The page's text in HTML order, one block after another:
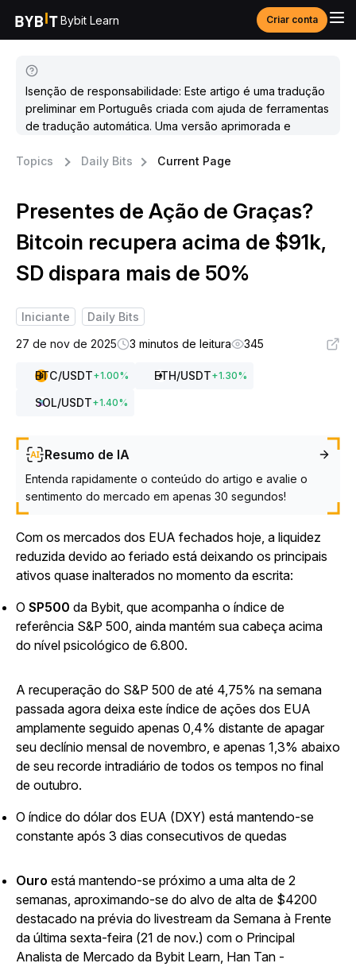
Bybit Learn Criar conta
Isenção de responsabilidade: Este artigo é uma tradução
preliminar em Português criada com ajuda de ferramentas
de tradução automática. Uma versão aprimorada e
Topics
Daily Bits Current Page
Presentes de Ação de Graças?
Bitcoin recupera acima de $91k,
SD dispara mais de 50%
Iniciante
Daily Bits
27 de nov de 2025
3 minutos de leitura 345
BTC/USDT+1.00% ETH/USDT+1.30%
SOL/USDT+1.40%
Resumo de IA
Entenda rapidamente o conteúdo do artigo e avalie o
sentimento do mercado em apenas 30 segundos!
Com os mercados dos EUA fechados hoje, a liquidez
reduzida devido ao feriado está deixando os principais
ativos quase inalterados no momento da escrita:
O SP500 da Bybit, que acompanha o índice de
referência S&P 500, ainda mantém sua cabeça acima
do nível psicológico de 6.800.
A recuperação do S&P 500 de até 4,75% na semana
passada agora deixa este índice de ações dos EUA
amplamente seguido apenas 0,4% distante de apagar
seu declínio mensal de novembro, e apenas 1,3% abaixo
de seu recorde intradiário de todos os tempos no final
de outubro.
O índice do dólar dos EUA (DXY) está mantendo-se
constante após 3 dias consecutivos de quedas
Ouro está mantendo-se próximo a uma alta de 2
semanas, aproximando-se do alvo de alta de $4200
destacado na prévia do livestream da Semana à Frente
da última sexta-feira (21 de nov.) com o Principal
Analista de Mercado da Bybit Learn, Han Tan -